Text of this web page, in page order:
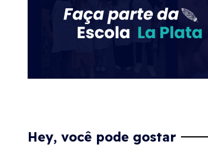
Hey, você pode gostar